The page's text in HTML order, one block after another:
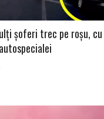
șoferi trec pe roșu,